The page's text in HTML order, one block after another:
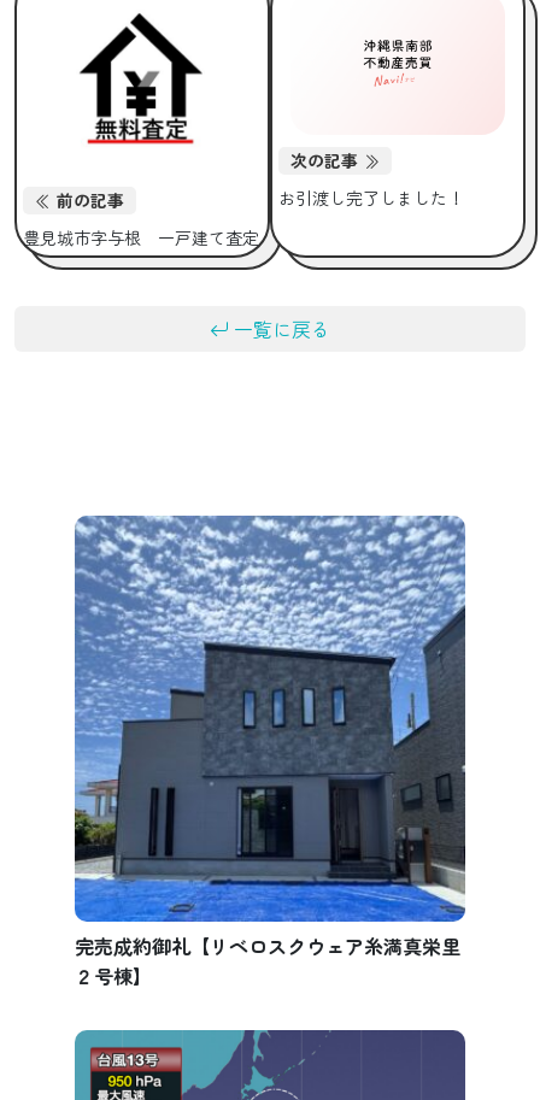
前の記事
豊見城市字与根 一戸建て査定
次の記事
お引渡し完了しました！
一覧に戻る
完売成約御礼【リベロスクウェア糸満真栄里
２号棟】